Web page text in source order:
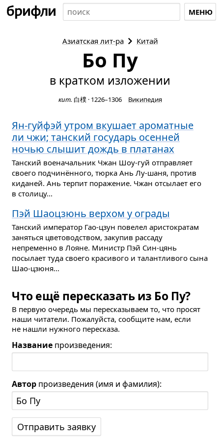
МЕНЮ
Азиатская лит-ра Китай
Бо Пу
в кратком изложении
кит. 白樸· 1226–1306 Википедия
Ян-гуйфэй утром вкушает ароматные
ли чжи; танский государь осенней
ночью слышит дождь в платанах
Танский военачальник Чжан Шоу-гуй отправляет
своего подчинённого, тюрка Ань Лу-шаня, против
киданей. Ань терпит поражение. Чжан отсылает его
в столицу...
Пэй Шаоцзюнь верхом у ограды
Танский император Гао-цзун повелел аристократам
заняться цветоводством, закупив рассаду
непременно в Лояне. Министр Пэй Син-цянь
посылает туда своего красивого и талантливого сына
Шао-цзюня...
Что ещё пересказать из Бо Пу?
В первую очередь мы пересказываем то, что просят
наши читатели. Пожалуйста, сообщите нам, если
не нашли нужного пересказа.
Название произведения:
Автор произведения (имя и фамилия):